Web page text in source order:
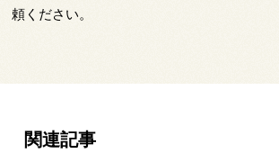
頼ください。
関連記事